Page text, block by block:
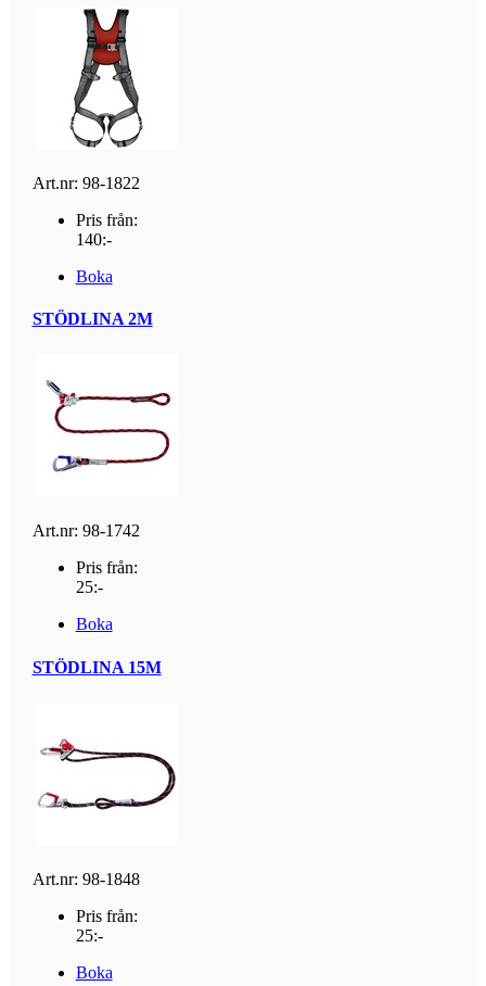
Art.nr: 98-1822
Pris från:
140:-
Boka
STÖDLINA 2M
Art.nr: 98-1742
Pris från:
25:-
Boka
STÖDLINA 15M
Art.nr: 98-1848
Pris från:
25:-
Boka